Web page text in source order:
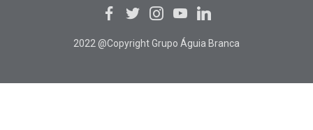
2022 @Copyright Grupo Águia Branca